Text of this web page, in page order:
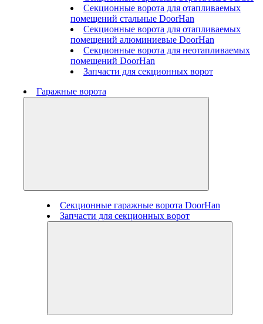
Секционные ворота для отапливаемых
помещений стальные DoorHan
Секционные ворота для отапливаемых
помещений алюминиевые DoorHan
Секционные ворота для неотапливаемых
помещений DoorHan
Запчасти для секционных ворот
Гаражные ворота
Секционные гаражные ворота DoorHan
Запчасти для секционных ворот